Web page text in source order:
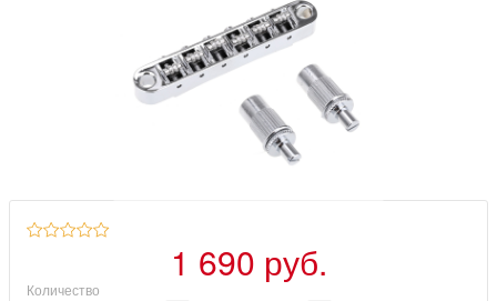
1 690 руб.
Количество